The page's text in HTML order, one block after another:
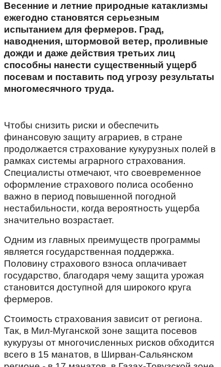
Весенние и летние природные катаклизмы
ежегодно становятся серьезным
испытанием для фермеров. Град,
наводнения, штормовой ветер, проливные
дожди и даже действия третьих лиц
способны нанести существенный ущерб
посевам и поставить под угрозу результаты
многомесячного труда.
Чтобы снизить риски и обеспечить
финансовую защиту аграриев, в стране
продолжается страхование кукурузных полей в
рамках системы аграрного страхования.
Специалисты отмечают, что своевременное
оформление страхового полиса особенно
важно в период повышенной погодной
нестабильности, когда вероятность ущерба
значительно возрастает.
Одним из главных преимуществ программы
является государственная поддержка.
Половину страхового взноса оплачивает
государство, благодаря чему защита урожая
становится доступной для широкого круга
фермеров.
Стоимость страхования зависит от региона.
Так, в Мил-Муганской зоне защита посевов
кукурузы от многочисленных рисков обходится
всего в 15 манатов, в Ширван-Сальянском